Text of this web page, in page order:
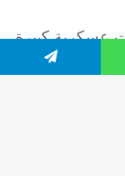
تيلقرام